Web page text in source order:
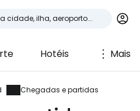
Hotéis Mais
Chegadas e partidas
no